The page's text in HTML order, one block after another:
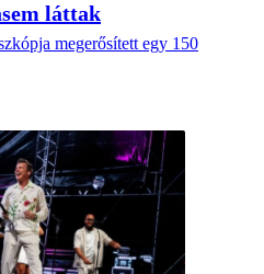
láttak
megerősített egy 150